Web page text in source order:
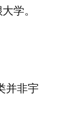
学。
并非宇